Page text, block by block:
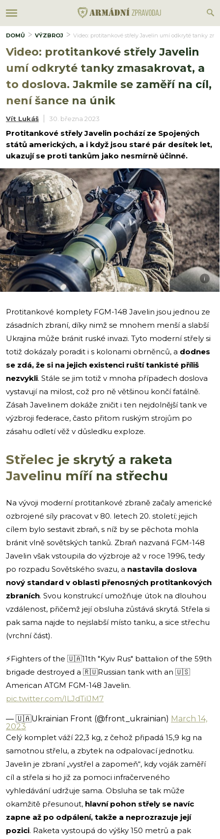
DOMŮ VÝZBROJ Video: protitankové střely Javelin umí odkryté tanky
Video: protitankové střely Javelin
umí odkryté tanky zmasakrovat, a
to doslova. Jakmile se zaměří na cíl,
není šance na únik
Vít Lukáš 30. března 2023
Protitankové střely Javelin pochází ze Spojených
států amerických, a i když jsou staré pár desítek let,
ukazují se proti tankům jako nesmírně účinné.
i
Protitankové komplety FGM-148 Javelin jsou jednou ze
zásadních zbraní, díky nimž se mnohem menší a slabší
Ukrajina může bránit ruské invazi. Tyto moderní střely si
totiž dokázaly poradit i s kolonami obrněnců, a dodnes
se zdá, že si na jejich existenci ruští tankisté příliš
nezvykli. Stále se jim totiž v mnoha případech doslova
vystavují na milost, což pro ně většinou končí fatálně.
Zásah Javelinem dokáže zničit i ten nejdolnější tank ve
výzbroji federace, často přitom ruským strojům po
zásahu odletí věž v důsledku exploze.
Střelec je skrytý a raketa
Javelinu míří na střechu
Na vývoji moderní protitankové zbraně začaly americké
ozbrojené síly pracovat v 80. letech 20. století; jejich
cílem bylo sestavit zbraň, s níž by se pěchota mohla
bránit vlně sovětských tanků. Zbraň nazvaná FGM-148
Javelin však vstoupila do výzbroje až v roce 1996, tedy
po rozpadu Sovětského svazu, a nastavila doslova
nový standard v oblasti přenosných protitankových
zbraních. Svou konstrukcí umožňuje útok na dlouhou
vzdálenost, přičemž její obsluha zůstává skrytá. Střela si
pak sama najde to nejslabší místo tanku, a sice střechu
(vrchní část).
⚡️Fighters of the 🇺🇦11th "Kyiv Rus" battalion of the 59th
brigade destroyed a 🇷🇺Russian tank with an 🇺🇸
American ATGM FGM-148 Javelin.
pic.twitter.com/ILJdTilJM7
— 🇺🇦Ukrainian Front (@front_ukrainian) March 14,
2023
Celý komplet váží 22,3 kg, z čehož připadá 15,9 kg na
samotnou střelu, a zbytek na odpalovací jednotku.
Javelin je zbraní „vystřel a zapomeň“, kdy voják zaměří
cíl a střela si ho již za pomoci infračerveného
vyhledávání udržuje sama. Obsluha se tak může
okamžitě přesunout, hlavní pohon střely se navíc
zapne až po odpálení, takže a neprozrazuje její
pozici. Raketa vystoupá do výšky 150 metrů a pak